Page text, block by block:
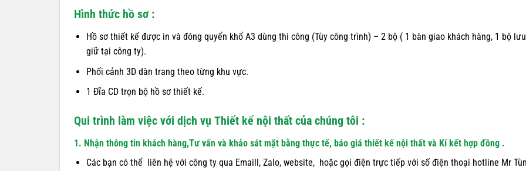
Hình thức hồ sơ :
Hồ sơ thiết kế được in và đóng quyển khổ A3 dùng thi công (Tùy công trình) – 2 bộ ( 1 bàn giao khách hàng, 1 bộ lưu
giữ tại công ty).
Phối cảnh 3D dàn trang theo từng khu vực.
1 Đĩa CD trọn bộ hồ sơ thiết kế.
Qui trình làm việc với dịch vụ Thiết kế nội thất của chúng tôi :
1. Nhận thông tin khách hàng,Tư vấn và khảo sát mặt bằng thực tế, báo giá thiết kế nội thất và Kí kết hợp đồng .
Các bạn có thể liên hệ với công ty qua Emaill, Zalo, website, hoặc gọi điện trực tiếp với số điện thoại hotline Mr